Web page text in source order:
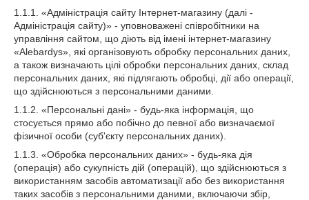
1.1.1. «Адміністрація сайту Інтернет-магазину (далі -
Адміністрація сайту)» - уповноважені співробітники на
управління сайтом, що діють від імені інтернет-магазину
«Alebardys», які організовують обробку персональних даних,
а також визначають цілі обробки персональних даних, склад
персональних даних, які підлягають обробці, дії або операції,
що здійснюються з персональними даними.
1.1.2. «Персональні дані» - будь-яка інформація, що
стосується прямо або побічно до певної або визначаємої
фізичної особи (суб'єкту персональних даних).
1.1.3. «Обробка персональних даних» - будь-яка дія
(операція) або сукупність дій (операцій), що здійснюються з
використанням засобів автоматизації або без використання
таких засобів з персональними даними, включаючи збір,